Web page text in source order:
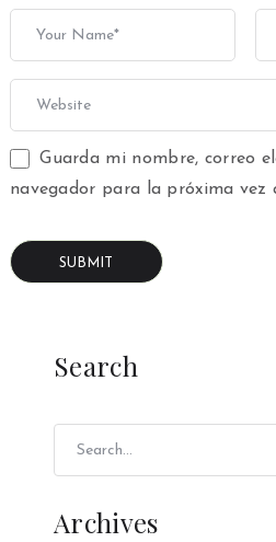
Guarda mi nombre, correo
navegador para la próxima vez
Search
Archives